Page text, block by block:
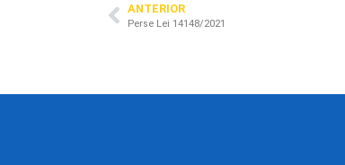
ANTERIOR
Perse Lei 14148/2021